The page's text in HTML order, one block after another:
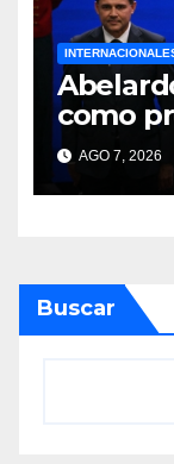
como
2026-
AGO 7, 2026
Buscar